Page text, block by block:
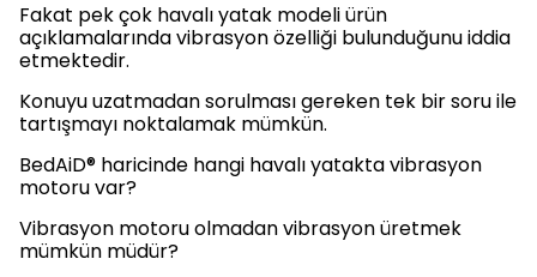
Fakat pek çok havalı yatak modeli ürün
açıklamalarında vibrasyon özelliği bulunduğunu iddia
etmektedir.
Konuyu uzatmadan sorulması gereken tek bir soru ile
tartışmayı noktalamak mümkün.
BedAiD® haricinde hangi havalı yatakta vibrasyon
motoru var?
Vibrasyon motoru olmadan vibrasyon üretmek
mümkün müdür?